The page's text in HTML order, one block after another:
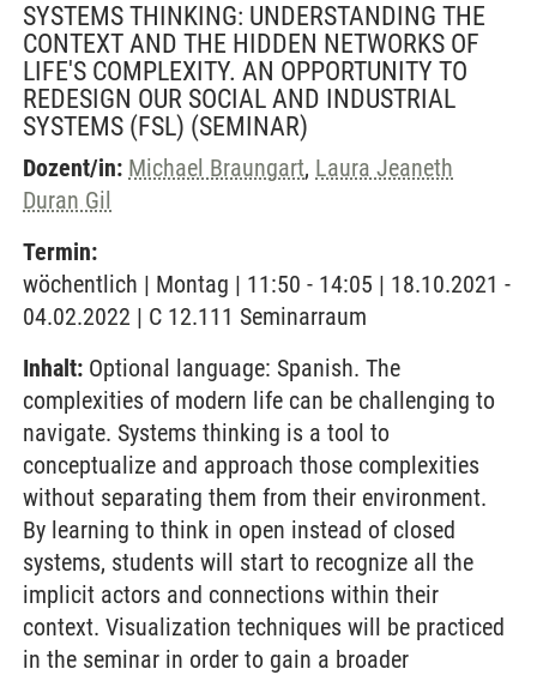
SYSTEMS THINKING: UNDERSTANDING THE
CONTEXT AND THE HIDDEN NETWORKS OF
LIFE'S COMPLEXITY. AN OPPORTUNITY TO
REDESIGN OUR SOCIAL AND INDUSTRIAL
SYSTEMS (FSL) (SEMINAR)
Dozent/in: Michael Braungart, Laura Jeaneth
Duran Gil
Termin:
wöchentlich | Montag | 11:50 - 14:05 | 18.10.2021 -
04.02.2022 | C 12.111 Seminarraum
Inhalt: Optional language: Spanish. The
complexities of modern life can be challenging to
navigate. Systems thinking is a tool to
conceptualize and approach those complexities
without separating them from their environment.
By learning to think in open instead of closed
systems, students will start to recognize all the
implicit actors and connections within their
context. Visualization techniques will be practiced
in the seminar in order to gain a broader